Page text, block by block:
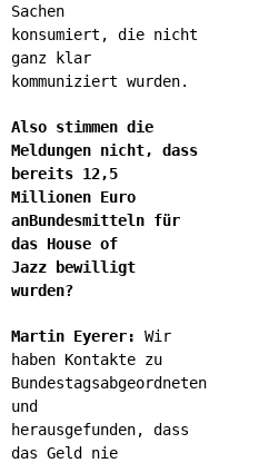
Sachen
konsumiert, die nicht
ganz klar
kommuniziert wurden.
Also stimmen die
Meldungen nicht, dass
bereits 12,5
Millionen Euro
anBundesmitteln für
das House of
Jazz bewilligt
wurden?
Martin Eyerer: Wir
haben Kontakte zu
Bundestagsabgeordneten
und
herausgefunden, dass
das Geld nie